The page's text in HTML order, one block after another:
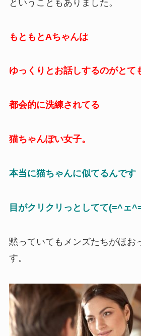
ということもありました。
もともとAちゃんは
ゆっくりとお話しするのがとて
都会的に洗練されてる
猫ちゃんぽい女子。
本当に猫ちゃんに似てるんです
目がクリクリっとしてて(=^ェ
黙っていてもメンズたちがほお
す。